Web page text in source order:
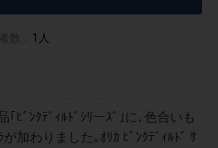
数： 1人
｢ﾋﾟﾝｸﾃﾞｨﾙﾄﾞｼﾘーｽﾞ｣に､色合いも
加わりました｡ｵﾘｶ ﾋﾟﾝｸﾃﾞｨﾙﾄﾞ ｻ